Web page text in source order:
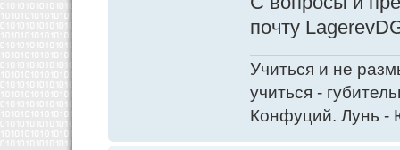
почту
Учиться и не
учиться -
Конфуций. Лунь -